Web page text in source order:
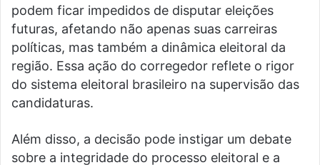
podem ficar impedidos de disputar eleições
futuras, afetando não apenas suas carreiras
políticas, mas também a dinâmica eleitoral da
região. Essa ação do corregedor reflete o rigor
do sistema eleitoral brasileiro na supervisão das
candidaturas.
Além disso, a decisão pode instigar um debate
sobre a integridade do processo eleitoral e a